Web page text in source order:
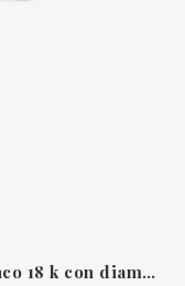
Anillo Gucci Interlocking oro blanco 18 k con diamantes